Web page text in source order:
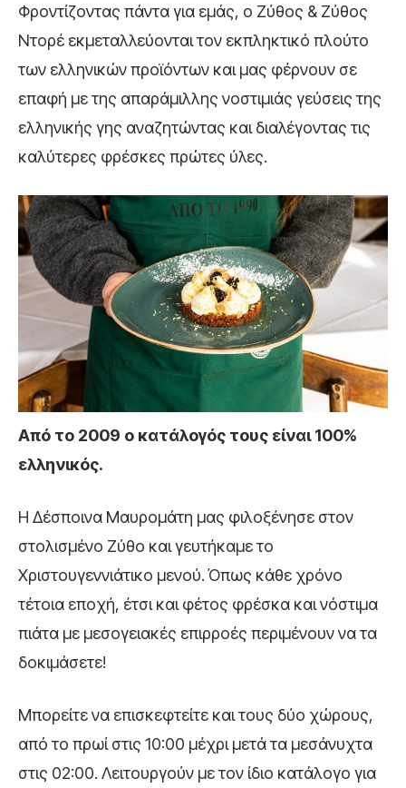
Φροντίζοντας πάντα για εμάς, ο Ζύθος & Ζύθος
Ντορέ εκμεταλλεύονται τον εκπληκτικό πλούτο
των ελληνικών προϊόντων και μας φέρνουν σε
επαφή με της απαράμιλλης νοστιμιάς γεύσεις της
ελληνικής γης αναζητώντας και διαλέγοντας τις
καλύτερες φρέσκες πρώτες ύλες.
Από το 2009 ο κατάλογός τους είναι 100%
ελληνικός.
Η Δέσποινα Μαυρομάτη μας φιλοξένησε στον
στολισμένο Ζύθο και γευτήκαμε το
Χριστουγεννιάτικο μενού. Όπως κάθε χρόνο
τέτοια εποχή, έτσι και φέτος φρέσκα και νόστιμα
πιάτα με μεσογειακές επιρροές περιμένουν να τα
δοκιμάσετε!
Μπορείτε να επισκεφτείτε και τους δύο χώρους,
από το πρωί στις 10:00 μέχρι μετά τα μεσάνυχτα
στις 02:00. Λειτουργούν με τον ίδιο κατάλογο για